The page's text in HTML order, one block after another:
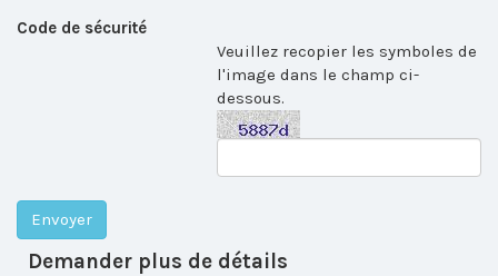
Code de sécurité
Veuillez recopier les symboles de
l'image dans le champ ci-
dessous.
Demander plus de détails